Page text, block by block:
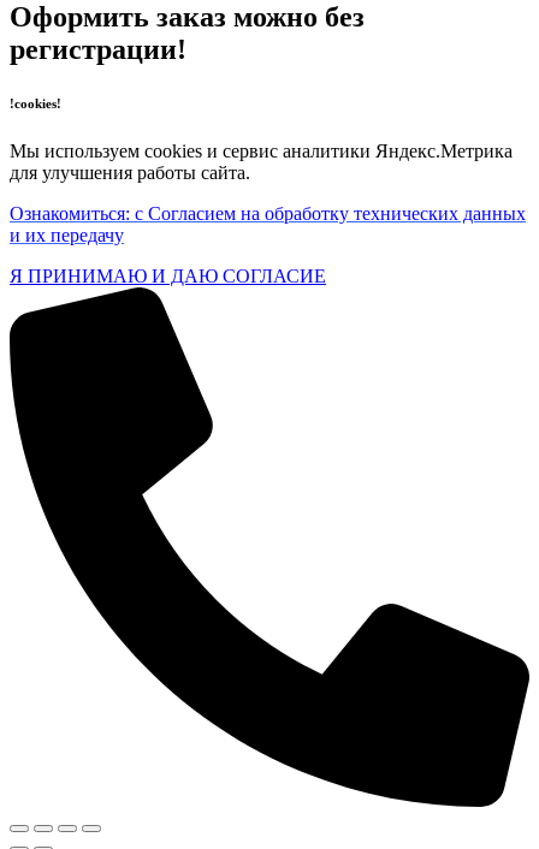
Оформить заказ можно без
регистрации!
!cookies!
Мы используем cookies и сервис аналитики Яндекс.Метрика
для улучшения работы сайта.
Ознакомиться: с Согласием на обработку технических данных
и их передачу
Я ПРИНИМАЮ И ДАЮ СОГЛАСИЕ